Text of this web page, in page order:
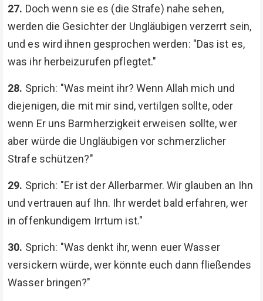
27. Doch wenn sie es (die Strafe) nahe sehen,
werden die Gesichter der Ungläubigen verzerrt sein,
und es wird ihnen gesprochen werden: "Das ist es,
was ihr herbeizurufen pflegtet."
28. Sprich: "Was meint ihr? Wenn Allah mich und
diejenigen, die mit mir sind, vertilgen sollte, oder
wenn Er uns Barmherzigkeit erweisen sollte, wer
aber würde die Ungläubigen vor schmerzlicher
Strafe schützen?"
29. Sprich: "Er ist der Allerbarmer. Wir glauben an Ihn
und vertrauen auf Ihn. Ihr werdet bald erfahren, wer
in offenkundigem Irrtum ist."
30. Sprich: "Was denkt ihr, wenn euer Wasser
versickern würde, wer könnte euch dann fließendes
Wasser bringen?"